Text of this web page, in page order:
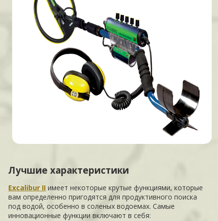
Лучшие характеристики
Excalibur II имеет некоторые крутые функциями, которые
вам определенно пригодятся для продуктивного поиска
под водой, особенно в соленых водоемах. Самые
инновационные функции включают в себя: